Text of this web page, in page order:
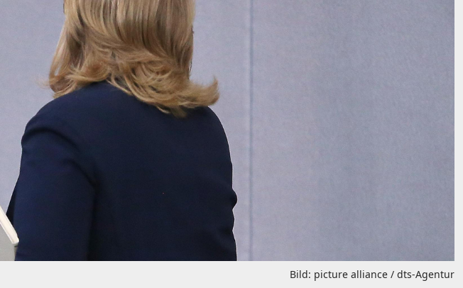
Bild: picture alliance / dts-Agentur